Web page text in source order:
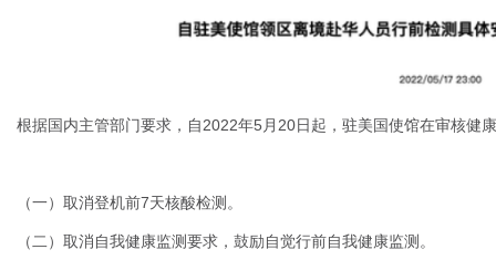
根据国内主管部门要求，自2022年5月20日起，驻美国使馆在审核健
（一）取消登机前7天核酸检测。
（二）取消自我健康监测要求，鼓励自觉行前自我健康监测。